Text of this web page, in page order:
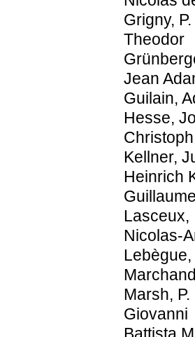
Grigny, P.
Theodor
Jean
Guilain,
Hesse,
Christoph
Kellner,
Heinrich
Lasceux,
Nicolas-
Marsh, P.
Giovanni